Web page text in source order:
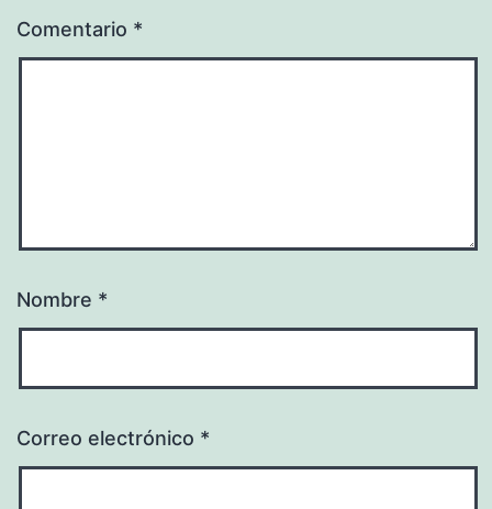
Comentario *
Nombre *
Correo electrónico *